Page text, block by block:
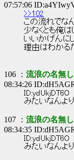
07:57:06
>>102
この流れでな
少なくとも俺
いいかげんに
理由はわかる
106 ： 流浪の名無
08:34:26
ID:ydUkjDT6O
みたいなんよ
107 ： 流浪の名無
08:34:35
ID:ydUkjDT6O
みたいなんよ